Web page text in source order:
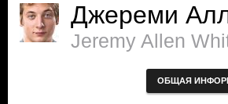
Джереми
Jeremy Allen
ОБЩАЯ